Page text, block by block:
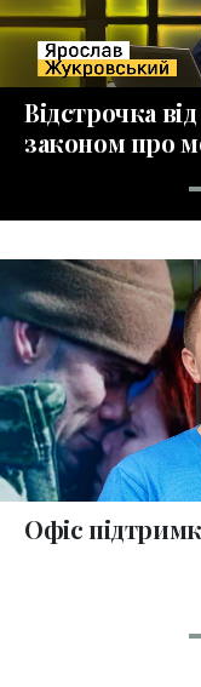
Відстрочка
законом про
Офіс